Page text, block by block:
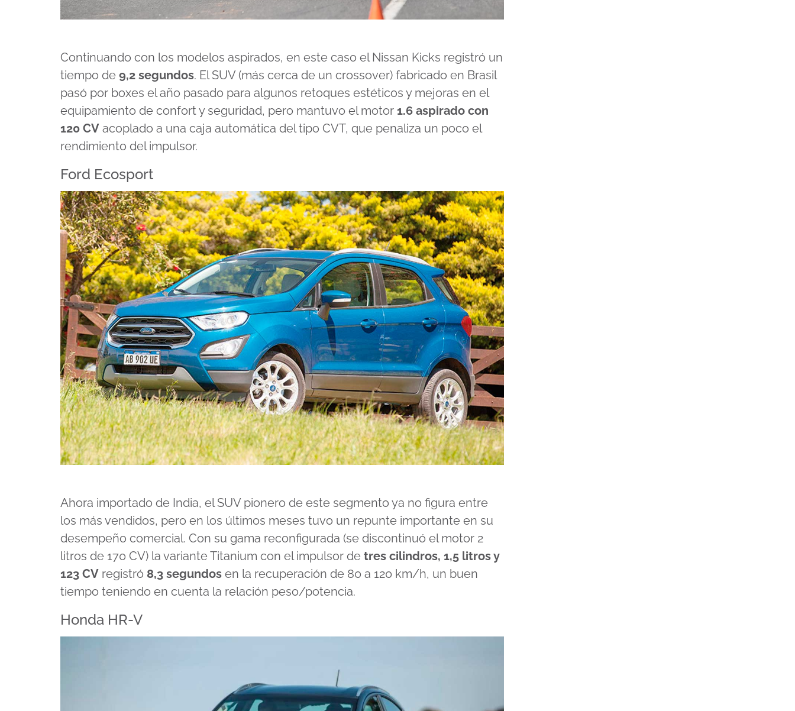
Continuando con los modelos aspirados, en este caso el Nissan Kicks registró un
tiempo de 9,2 segundos. El SUV (más cerca de un crossover) fabricado en Brasil
pasó por boxes el año pasado para algunos retoques estéticos y mejoras en el
equipamiento de confort y seguridad, pero mantuvo el motor 1.6 aspirado con
120 CV acoplado a una caja automática del tipo CVT, que penaliza un poco el
rendimiento del impulsor.
Ford Ecosport
Ahora importado de India, el SUV pionero de este segmento ya no figura entre
los más vendidos, pero en los últimos meses tuvo un repunte importante en su
desempeño comercial. Con su gama reconfigurada (se discontinuó el motor 2
litros de 170 CV) la variante Titanium con el impulsor de tres cilindros, 1,5 litros y
123 CV registró 8,3 segundos en la recuperación de 80 a 120 km/h, un buen
tiempo teniendo en cuenta la relación peso/potencia.
Honda HR-V